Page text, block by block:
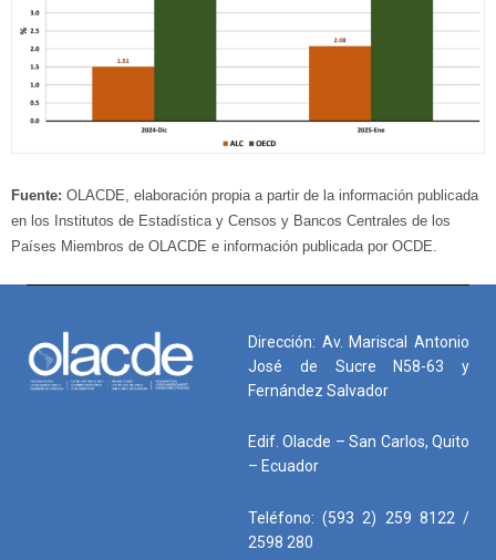
Fuente: OLACDE, elaboración propia a partir de la información publicada
en los Institutos de Estadística y Censos y Bancos Centrales de los
Países Miembros de OLACDE e información publicada por OCDE.
Dirección: Av. Mariscal Antonio
José de Sucre N58-63 y
Fernández Salvador
Edif. Olacde – San Carlos, Quito
– Ecuador
Teléfono: (593 2) 259 8122 /
2598 280